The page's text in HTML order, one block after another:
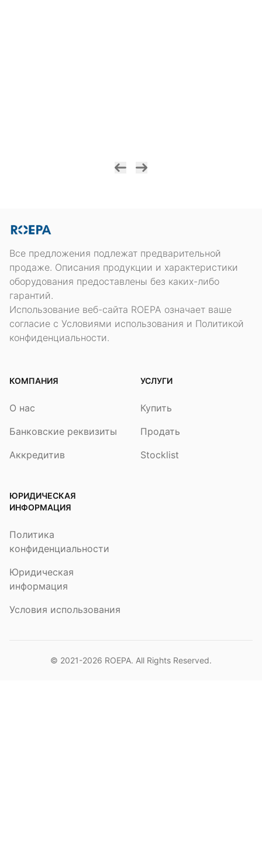
Все предложения подлежат предварительной
продаже. Описания продукции и характеристики
оборудования предоставлены без каких-либо
гарантий.
Использование веб-сайта ROEPA означает ваше
согласие с Условиями использования и Политикой
конфиденциальности.
КОМПАНИЯ
О нас
Банковские реквизиты
Аккредитив
УСЛУГИ
Купить
Продать
Stocklist
ЮРИДИЧЕСКАЯ
ИНФОРМАЦИЯ
Политика
конфиденциальности
Юридическая
информация
Условия использования
© 2021-2026 ROEPA. All Rights Reserved.